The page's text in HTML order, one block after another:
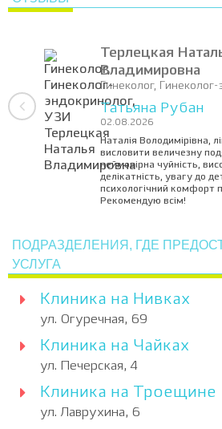
Терлецкая
Владимировна
Гинеколог,
Татьяна Рубан
02.08.2026
Наталія Володимірівна,
висловити величезну
неймовірна чуйність,
делікатність, увагу до
психологічний комфорт
Рекомендую всім!
ПОДРАЗДЕЛЕНИЯ, ГДЕ
УСЛУГА
Клиника на Нивках
ул. Огуречная, 69
Клиника на Чайках
ул. Печерская, 4
Клиника на Троещине
ул. Лаврухина, 6